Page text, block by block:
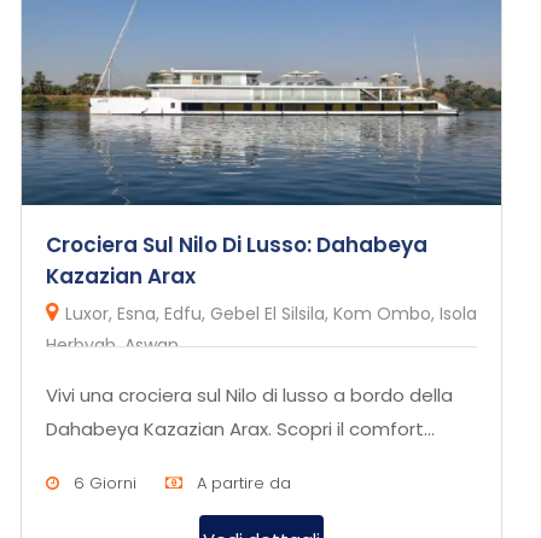
Crociera Sul Nilo Di Lusso: Dahabeya
Kazazian Arax
Luxor, Esna, Edfu, Gebel El Silsila, Kom Ombo, Isola
Herbyab, Aswan
Vivi una crociera sul Nilo di lusso a bordo della
Dahabeya Kazazian Arax. Scopri il comfort
6 Giorni A partire da